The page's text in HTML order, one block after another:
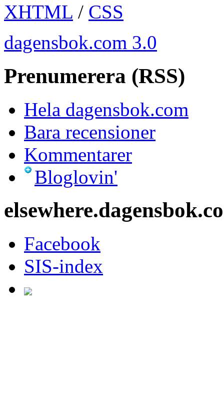
XHTML / CSS
dagensbok.com 3.0
Prenumerera (RSS)
Hela dagensbok.com
Bara recensioner
Kommentarer
Bloglovin'
Facebook
SIS-index